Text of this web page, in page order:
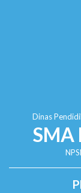
Dinas
SMA